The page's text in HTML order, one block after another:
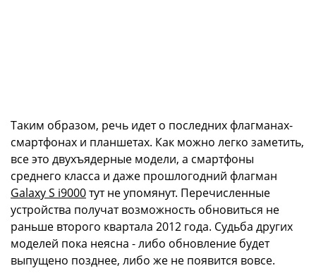
Таким образом, речь идет о последних флагманах-
смартфонах и планшетах. Как можно легко заметить,
все это двухъядерные модели, а смартфоны
среднего класса и даже прошлогодний флагман
Galaxy S i9000тут не упомянут. Перечисленные
устройства получат возможность обновиться не
раньше второго квартала 2012 года. Судьба других
моделей пока неясна - либо обновление будет
выпущено позднее, либо же не появится вовсе.